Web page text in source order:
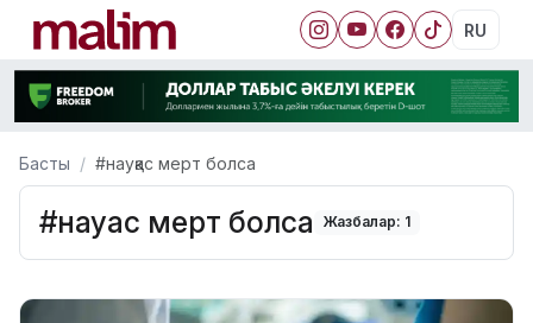
RU
Басты #науқас мерт болса
#науқас мерт болса Жазбалар: 1